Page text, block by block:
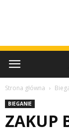
Strona główna
BIEGANIE
ZAKUP